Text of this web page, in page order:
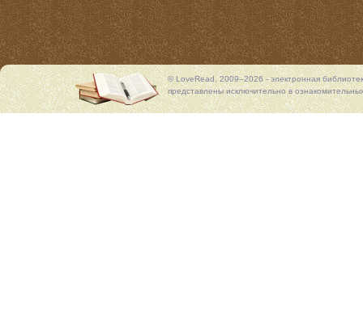
© LoveRead, 2009–2026 - электронная
представлены исключительно в